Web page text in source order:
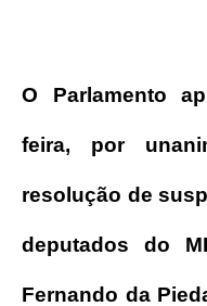
O Parlamento
feira, por
resolução de
deputados do
Fernando da